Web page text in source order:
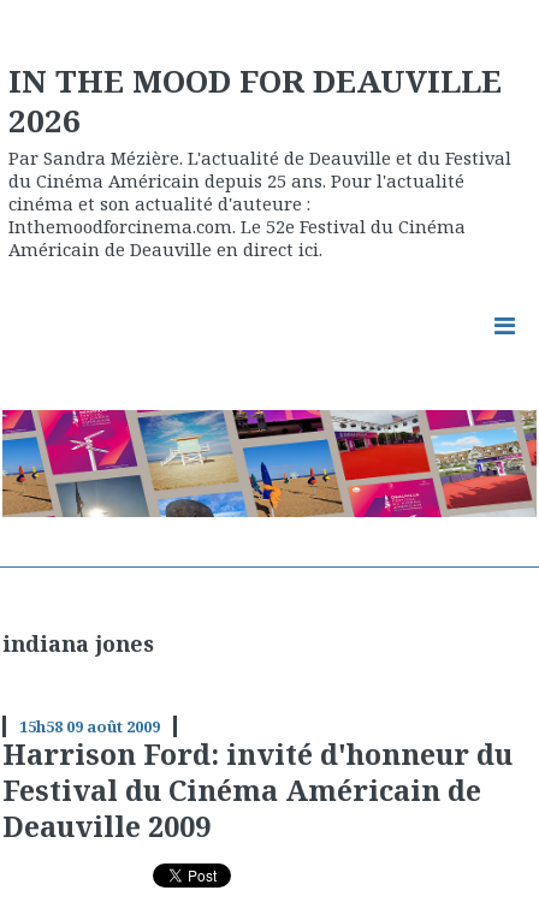
IN THE MOOD FOR DEAUVILLE
2026
Par Sandra Mézière. L'actualité de Deauville et du Festival
du Cinéma Américain depuis 25 ans. Pour l'actualité
cinéma et son actualité d'auteure :
Inthemoodforcinema.com. Le 52e Festival du Cinéma
Américain de Deauville en direct ici.
indiana jones
15h58 09 août 2009
Harrison Ford: invité d'honneur du
Festival du Cinéma Américain de
Deauville 2009